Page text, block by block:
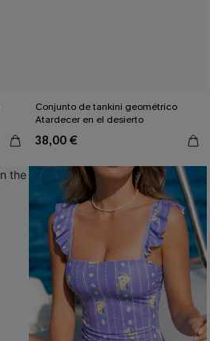
Conjunto de tankini geométrico
Atardecer en el desierto
38,00 €